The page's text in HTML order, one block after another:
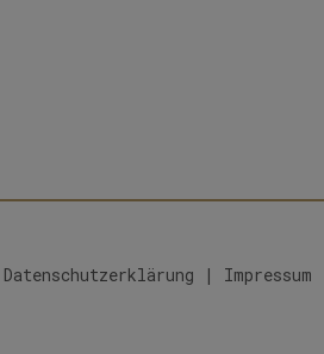
Datenschutzerklärung | Impressum